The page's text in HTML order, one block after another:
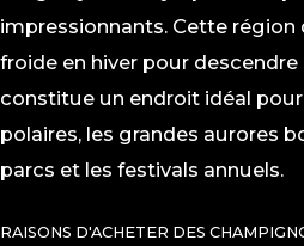
impressionnants. Cette
froide en hiver pour
constitue un endroit idéal
polaires, les grandes aurores
parcs et les festivals annuels.
RAISONS D'ACHETER DES